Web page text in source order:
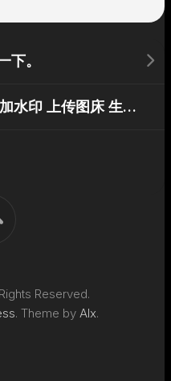
下。
ShareX 剪贴 序号标记 加水印 上传图床 生成markdown图片地址 一条龙服务
Reserved.
. Theme by Alx.